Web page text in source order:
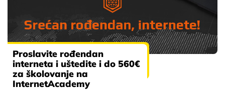
Proslavite rođendan
interneta i uštedite i do 560€
za školovanje na
InternetAcademy